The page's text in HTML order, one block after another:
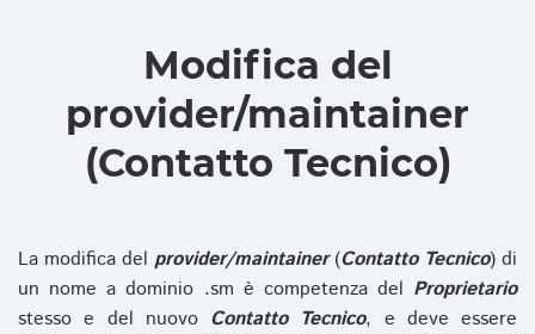
Modifica del
provider/maintainer
(Contatto Tecnico)
La modifica del provider/maintainer(Contatto Tecnico) di
un nome a dominio .sm è competenza del Proprietario
stesso e del nuovo Contatto Tecnico, e deve essere